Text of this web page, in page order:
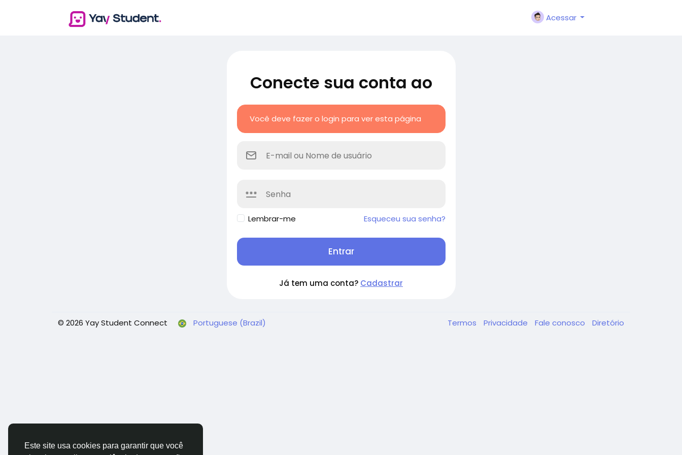
Este site usa cookies para garantir que você
Acessar
Conecte sua conta ao
Você deve fazer o login para ver esta página
Lembrar-me Esqueceu sua senha?
Entrar
Já tem uma conta? Cadastrar
© 2026 Yay Student Connect Portuguese (Brazil) Termos Privacidade Fale conosco Diretório